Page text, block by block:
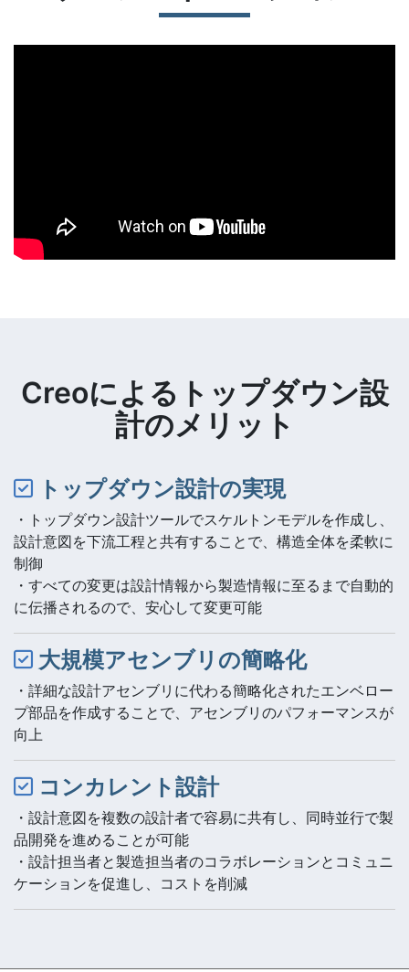
Creoによるトップダウン設
計のメリット
トップダウン設計の実現
・トップダウン設計ツールでスケルトンモデルを作成し、
設計意図を下流工程と共有することで、構造全体を柔軟に
制御
・すべての変更は設計情報から製造情報に至るまで自動的
に伝播されるので、安心して変更可能
大規模アセンブリの簡略化
・詳細な設計アセンブリに代わる簡略化されたエンベロー
プ部品を作成することで、アセンブリのパフォーマンスが
向上
コンカレント設計
・設計意図を複数の設計者で容易に共有し、同時並行で製
品開発を進めることが可能
・設計担当者と製造担当者のコラボレーションとコミュニ
ケーションを促進し、コストを削減